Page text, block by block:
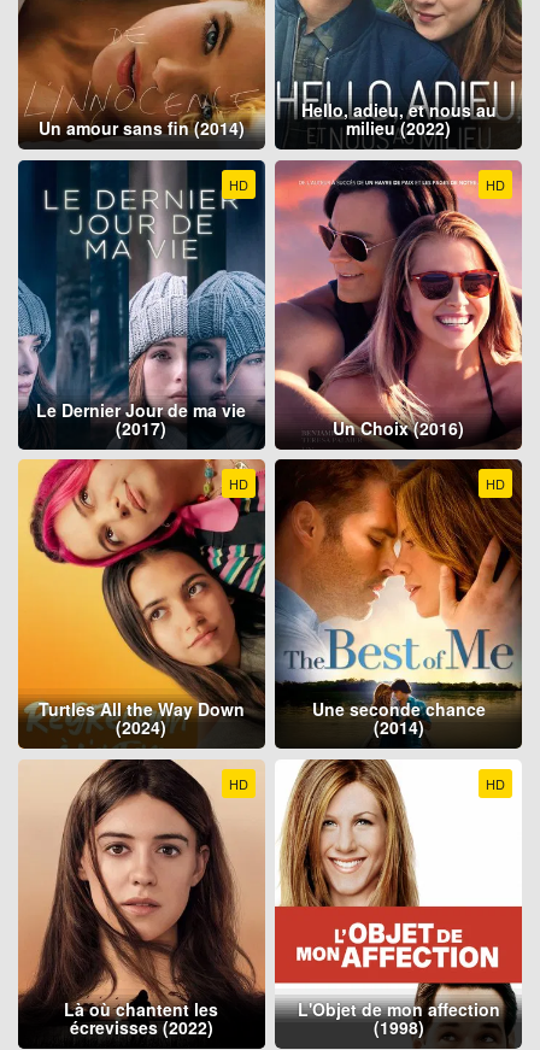
Un amour sans fin (2014)
Hello, adieu, et nous au
milieu (2022)
HD
Le Dernier Jour de ma vie
(2017)
HD
Un Choix (2016)
HD
Turtles All the Way Down
(2024)
HD
Une seconde chance
(2014)
HD
Là où chantent les
écrevisses (2022)
HD
L'Objet de mon affection
(1998)